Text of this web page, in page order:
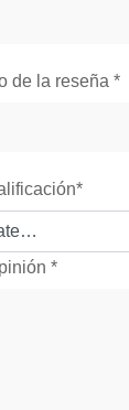
de la reseña *
*
*